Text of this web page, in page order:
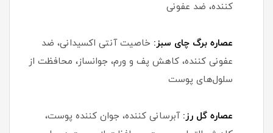
کننده، ضد عفونی
عصاره برگ چای سبز: خاصیت آنتی اکسیدانی، ضد
عفونی کننده، کاهش پف و ورم، جوانساز، محافظت از
سلول‌های پوست
عصاره گل رز: آبرسانی کننده، جوان کننده پوست،